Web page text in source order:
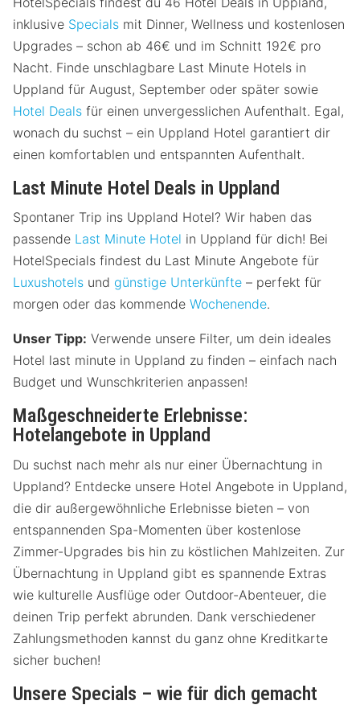
inklusive Specials mit Dinner, Wellness und kostenlosen
Upgrades – schon ab 46€ und im Schnitt 192€ pro
Nacht. Finde unschlagbare Last Minute Hotels in
Uppland für August, September oder später sowie
Hotel Deals für einen unvergesslichen Aufenthalt. Egal,
wonach du suchst – ein Uppland Hotel garantiert dir
einen komfortablen und entspannten Aufenthalt.
Last Minute Hotel Deals in Uppland
Spontaner Trip ins Uppland Hotel? Wir haben das
passende Last Minute Hotel in Uppland für dich! Bei
HotelSpecials findest du Last Minute Angebote für
Luxushotels und günstige Unterkünfte – perfekt für
morgen oder das kommende Wochenende.
Unser Tipp: Verwende unsere Filter, um dein ideales
Hotel last minute in Uppland zu finden – einfach nach
Budget und Wunschkriterien anpassen!
Maßgeschneiderte Erlebnisse:
Hotelangebote in Uppland
Du suchst nach mehr als nur einer Übernachtung in
Uppland? Entdecke unsere Hotel Angebote in Uppland,
die dir außergewöhnliche Erlebnisse bieten – von
entspannenden Spa-Momenten über kostenlose
Zimmer-Upgrades bis hin zu köstlichen Mahlzeiten. Zur
Übernachtung in Uppland gibt es spannende Extras
wie kulturelle Ausflüge oder Outdoor-Abenteuer, die
deinen Trip perfekt abrunden. Dank verschiedener
Zahlungsmethoden kannst du ganz ohne Kreditkarte
sicher buchen!
Unsere Specials – wie für dich gemacht